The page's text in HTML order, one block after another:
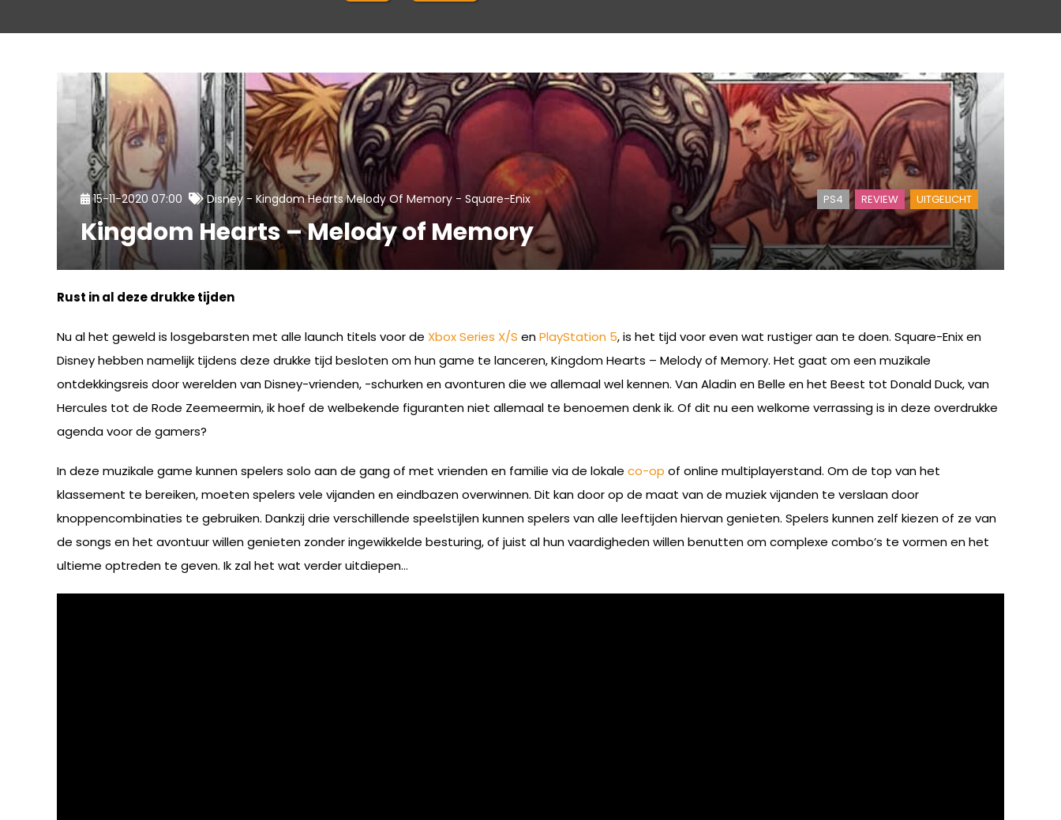
PS4 REVIEW UITGELICHT
15-11-2020 07:00 Disney - Kingdom Hearts Melody Of Memory - Square-Enix
Kingdom Hearts – Melody of Memory
Rust in al deze drukke tijden
Nu al het geweld is losgebarsten met alle launch titels voor de Xbox Series X/S enPlayStation 5, is het tijd voor even wat rustiger aan te doen. Square-Enix en
Disney hebben namelijk tijdens deze drukke tijd besloten om hun game te lanceren, Kingdom Hearts – Melody of Memory. Het gaat om een muzikale
ontdekkingsreis door werelden van Disney-vrienden, -schurken en avonturen die we allemaal wel kennen. Van Aladin en Belle en het Beest tot Donald Duck, van
Hercules tot de Rode Zeemeermin, ik hoef de welbekende figuranten niet allemaal te benoemen denk ik. Of dit nu een welkome verrassing is in deze overdrukke
agenda voor de gamers?
In deze muzikale game kunnen spelers solo aan de gang of met vrienden en familie via de lokale co-op of online multiplayerstand. Om de top van het
klassement te bereiken, moeten spelers vele vijanden en eindbazen overwinnen. Dit kan door op de maat van de muziek vijanden te verslaan door
knoppencombinaties te gebruiken. Dankzij drie verschillende speelstijlen kunnen spelers van alle leeftijden hiervan genieten. Spelers kunnen zelf kiezen of ze van
de songs en het avontuur willen genieten zonder ingewikkelde besturing, of juist al hun vaardigheden willen benutten om complexe combo’s te vormen en het
ultieme optreden te geven. Ik zal het wat verder uitdiepen…